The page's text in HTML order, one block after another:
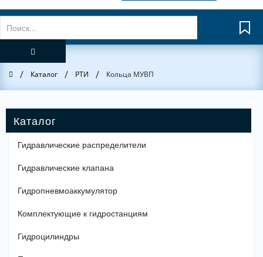
Главная
/ Каталог / РТИ / Кольца МУВП
Гидравлические распределители
Гидравлические клапана
Гидропневмоаккумулятор
Комплектующие к гидростанциям
Гидроцилиндры